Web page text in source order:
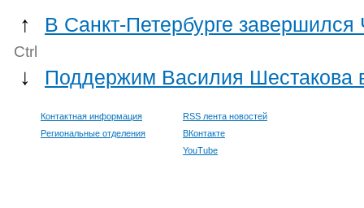
↑ В Санкт-Петербурге
Ctrl
↓ Поддержим Василия Шестакова
Контактная информация
Региональные отделения
RSS лента новостей
ВКонтакте
YouTube